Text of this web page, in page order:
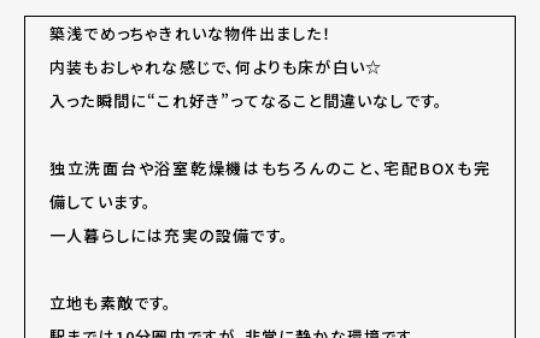
築浅でめっちゃきれいな物件出ました！
内装もおしゃれな感じで、何よりも床が白い☆
入った瞬間に“これ好き”ってなること間違いなしです。
独立洗面台や浴室乾燥機はもちろんのこと、宅配BOXも完
備しています。
一人暮らしには充実の設備です。
立地も素敵です。